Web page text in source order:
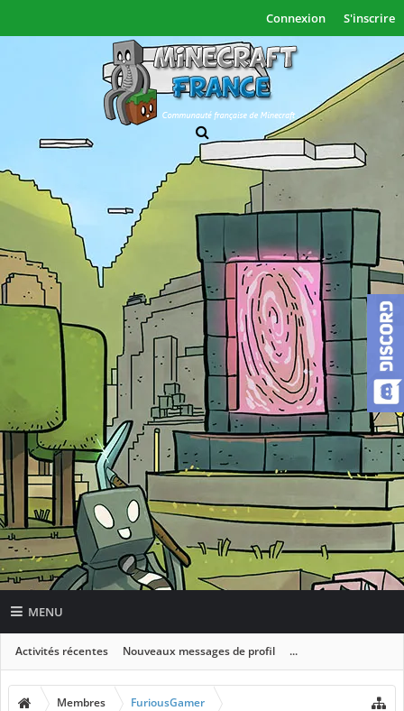
Connexion S'inscrire
MENU
Activités récentes Nouveaux messages de profil ...
Membres FuriousGamer